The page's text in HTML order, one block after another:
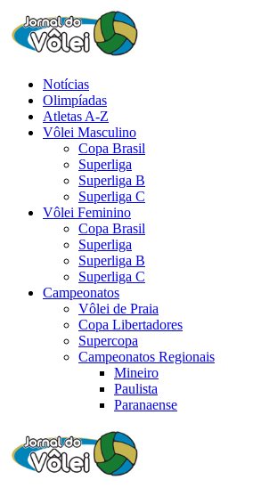
Notícias
Olimpíadas
Atletas A-Z
Vôlei Masculino
Copa Brasil
Superliga
Superliga B
Superliga C
Vôlei Feminino
Copa Brasil
Superliga
Superliga B
Superliga C
Campeonatos
Vôlei de Praia
Copa Libertadores
Supercopa
Campeonatos Regionais
Mineiro
Paulista
Paranaense